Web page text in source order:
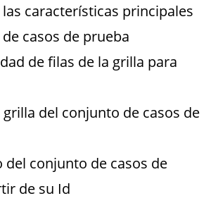
características principales
casos de prueba
de filas de la grilla para
del conjunto de casos de
conjunto de casos de
de su Id